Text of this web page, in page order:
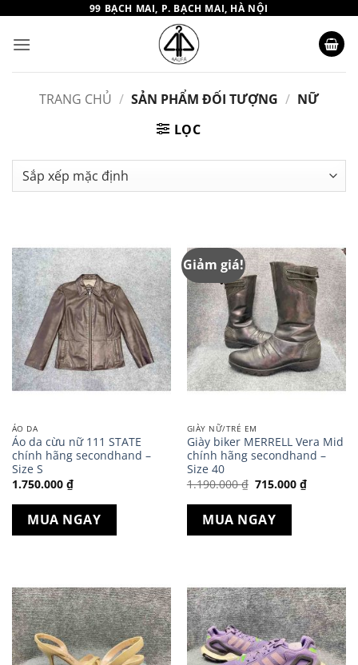
nội
dung
99 BẠCH MAI, P. BẠCH MAI, HÀ NỘI
TRANG CHỦ / SẢN PHẨM ĐỐI TƯỢNG / NỮ
LỌC
ÁO DA
Áo da cừu nữ 111 STATE
chính hãng secondhand –
Size S
1.750.000 ₫
MUA NGAY
Giảm giá!
GIÀY NỮ/TRẺ EM
Giày biker MERRELL Vera Mid
chính hãng secondhand –
Size 40
1.190.000₫ Giá
gốc
là:
1.190.000 ₫.
715.000 ₫Giá
hiện
MUA NGAY